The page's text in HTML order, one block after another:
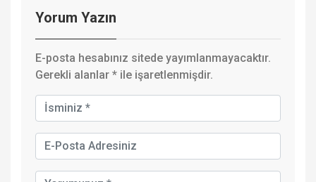
Yorum Yazın
E-posta hesabınız sitede yayımlanmayacaktır.
Gerekli alanlar * ile işaretlenmişdir.